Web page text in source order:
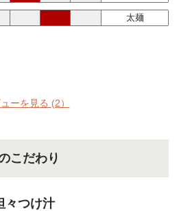
太麺
ーを見る (2）
こだわり
々つけ汁